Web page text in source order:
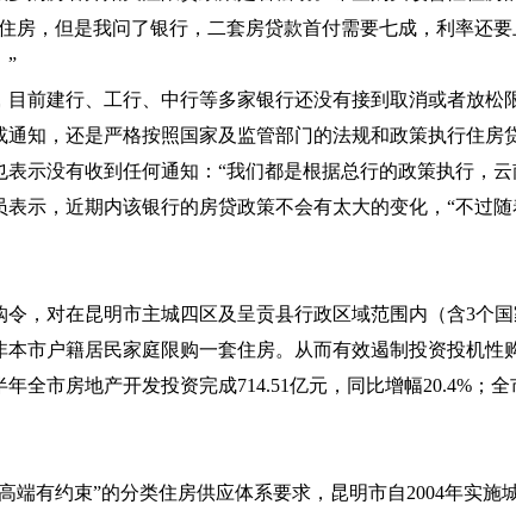
房，但是我问了银行，二套房贷款首付需要七成，利率还
”
前建行、工行、中行等多家银行还没有接到取消或者放
知，还是严格按照国家及监管部门的法规和政策执行住房
示没有收到任何通知：“我们都是根据总行的政策执行，
示，近期内该银行的房贷政策不会有太大的变化，“不过
，对在昆明市主城四区及呈贡县行政区域范围内（含3个
市户籍居民家庭限购一套住房。从而有效遏制投资投机
年全市房地产开发投资完成714.51亿元，同比增幅20.4% ；
端有约束”的分类住房供应体系要求，昆明市自2004年实施